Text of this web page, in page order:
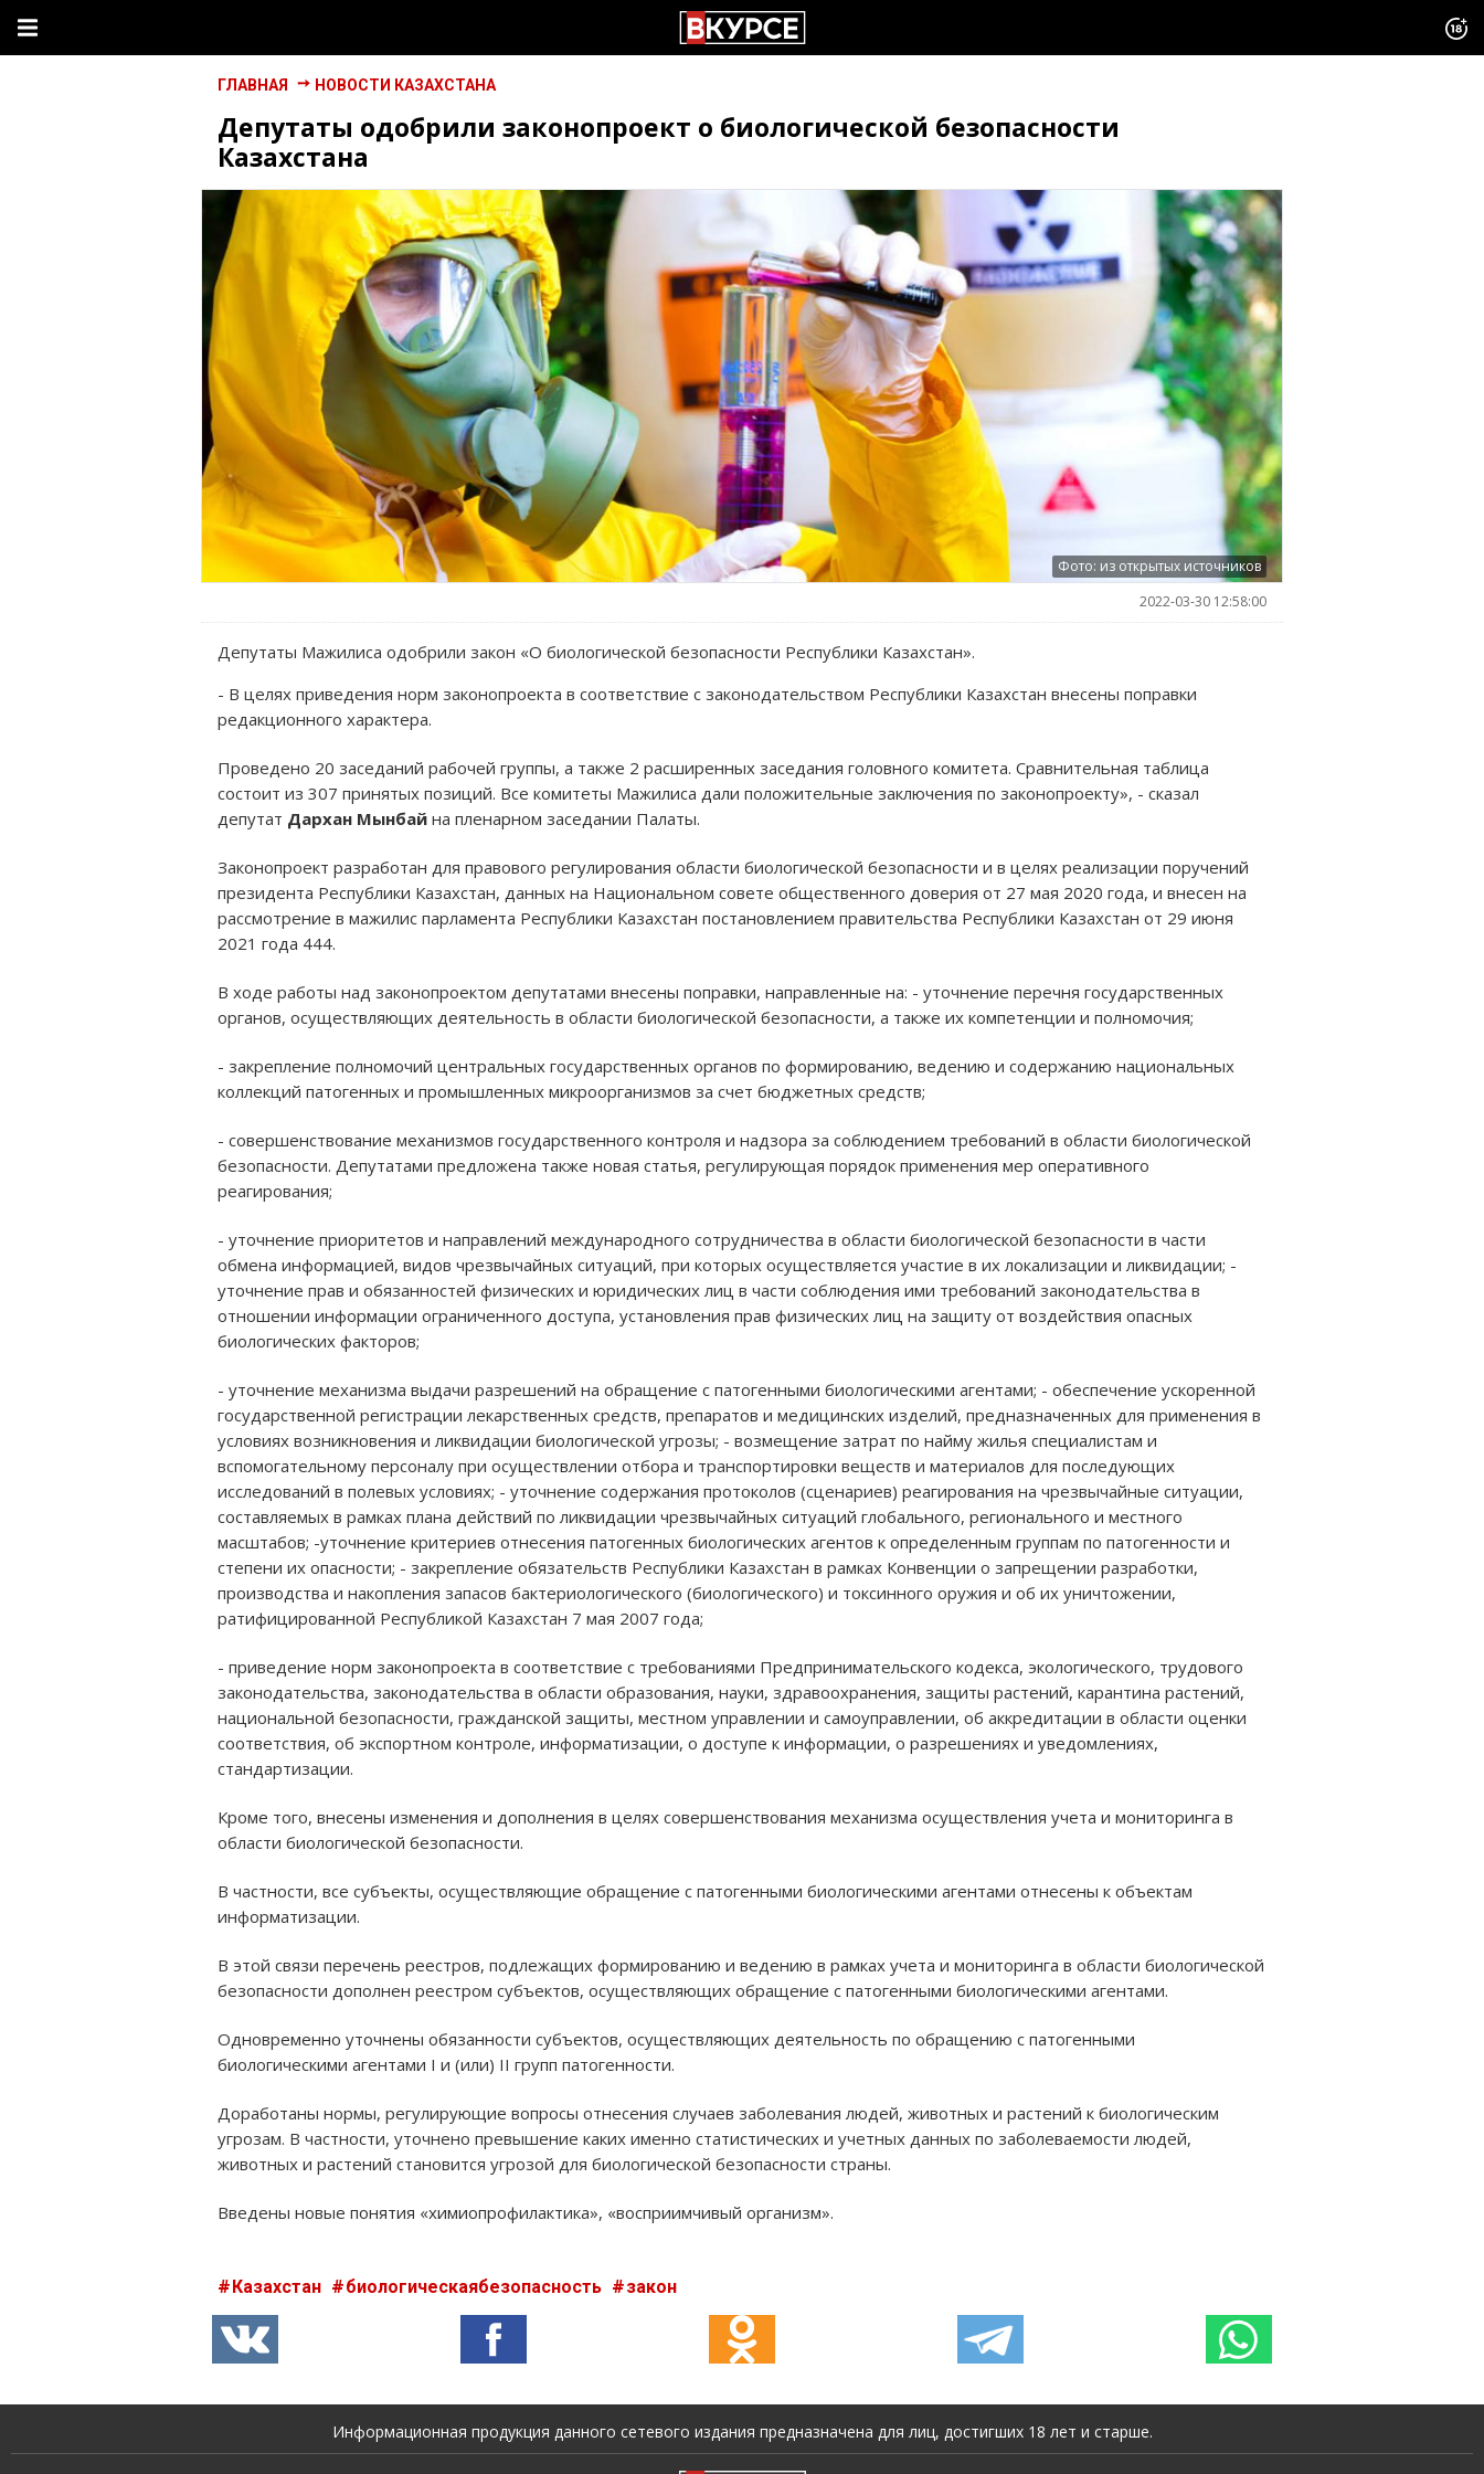
ГЛАВНАЯ НОВОСТИ КАЗАХСТАНА
Депутаты одобрили законопроект о биологической безопасности
Казахстана
Фото: из открытых источников
2022-03-30 12:58:00
Депутаты Мажилиса одобрили закон «О биологической безопасности Республики Казахстан».
- В целях приведения норм законопроекта в соответствие с законодательством Республики Казахстан внесены поправки
редакционного характера.
Проведено 20 заседаний рабочей группы, а также 2 расширенных заседания головного комитета. Сравнительная таблица
состоит из 307 принятых позиций. Все комитеты Мажилиса дали положительные заключения по законопроекту», - сказал
депутат Дархан Мынбай на пленарном заседании Палаты.
Законопроект разработан для правового регулирования области биологической безопасности и в целях реализации поручений
президента Республики Казахстан, данных на Национальном совете общественного доверия от 27 мая 2020 года, и внесен на
рассмотрение в мажилис парламента Республики Казахстан постановлением правительства Республики Казахстан от 29 июня
2021 года 444.
В ходе работы над законопроектом депутатами внесены поправки, направленные на: - уточнение перечня государственных
органов, осуществляющих деятельность в области биологической безопасности, а также их компетенции и полномочия;
- закрепление полномочий центральных государственных органов по формированию, ведению и содержанию национальных
коллекций патогенных и промышленных микроорганизмов за счет бюджетных средств;
- совершенствование механизмов государственного контроля и надзора за соблюдением требований в области биологической
безопасности. Депутатами предложена также новая статья, регулирующая порядок применения мер оперативного
реагирования;
- уточнение приоритетов и направлений международного сотрудничества в области биологической безопасности в части
обмена информацией, видов чрезвычайных ситуаций, при которых осуществляется участие в их локализации и ликвидации; -
уточнение прав и обязанностей физических и юридических лиц в части соблюдения ими требований законодательства в
отношении информации ограниченного доступа, установления прав физических лиц на защиту от воздействия опасных
биологических факторов;
- уточнение механизма выдачи разрешений на обращение с патогенными биологическими агентами; - обеспечение ускоренной
государственной регистрации лекарственных средств, препаратов и медицинских изделий, предназначенных для применения в
условиях возникновения и ликвидации биологической угрозы; - возмещение затрат по найму жилья специалистам и
вспомогательному персоналу при осуществлении отбора и транспортировки веществ и материалов для последующих
исследований в полевых условиях; - уточнение содержания протоколов (сценариев) реагирования на чрезвычайные ситуации,
составляемых в рамках плана действий по ликвидации чрезвычайных ситуаций глобального, регионального и местного
масштабов; -уточнение критериев отнесения патогенных биологических агентов к определенным группам по патогенности и
степени их опасности; - закрепление обязательств Республики Казахстан в рамках Конвенции о запрещении разработки,
производства и накопления запасов бактериологического (биологического) и токсинного оружия и об их уничтожении,
ратифицированной Республикой Казахстан 7 мая 2007 года;
- приведение норм законопроекта в соответствие с требованиями Предпринимательского кодекса, экологического, трудового
законодательства, законодательства в области образования, науки, здравоохранения, защиты растений, карантина растений,
национальной безопасности, гражданской защиты, местном управлении и самоуправлении, об аккредитации в области оценки
соответствия, об экспортном контроле, информатизации, о доступе к информации, о разрешениях и уведомлениях,
стандартизации.
Кроме того, внесены изменения и дополнения в целях совершенствования механизма осуществления учета и мониторинга в
области биологической безопасности.
В частности, все субъекты, осуществляющие обращение с патогенными биологическими агентами отнесены к объектам
информатизации.
В этой связи перечень реестров, подлежащих формированию и ведению в рамках учета и мониторинга в области биологической
безопасности дополнен реестром субъектов, осуществляющих обращение с патогенными биологическими агентами.
Одновременно уточнены обязанности субъектов, осуществляющих деятельность по обращению с патогенными
биологическими агентами I и (или) II групп патогенности.
Доработаны нормы, регулирующие вопросы отнесения случаев заболевания людей, животных и растений к биологическим
угрозам. В частности, уточнено превышение каких именно статистических и учетных данных по заболеваемости людей,
животных и растений становится угрозой для биологической безопасности страны.
Введены новые понятия «химиопрофилактика», «восприимчивый организм».
Казахстан биологическаябезопасность закон
Информационная продукция данного сетевого издания предназначена для лиц, достигших 18 лет и старше.